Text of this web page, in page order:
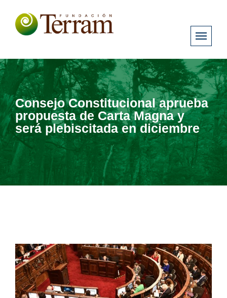
Consejo Constitucional aprueba
propuesta de Carta Magna y
será plebiscitada en diciembre